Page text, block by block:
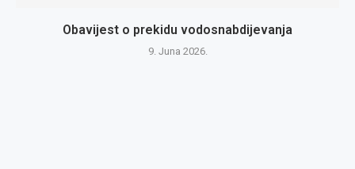
Obavijest o prekidu vodosnabdijevanja
9. Juna 2026.